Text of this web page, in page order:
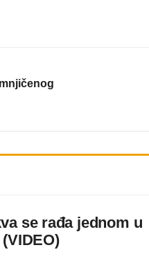
se rađa jednom u